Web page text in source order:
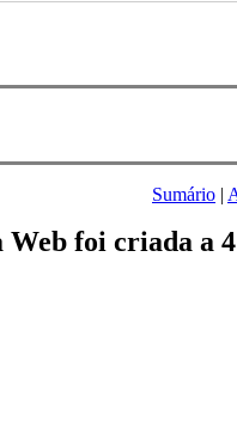
Sumário |
Web foi criada a